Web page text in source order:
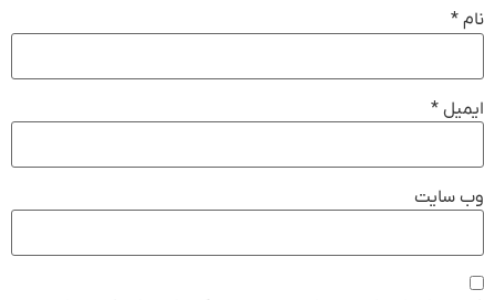
نام *
ایمیل *
وب‌ سایت